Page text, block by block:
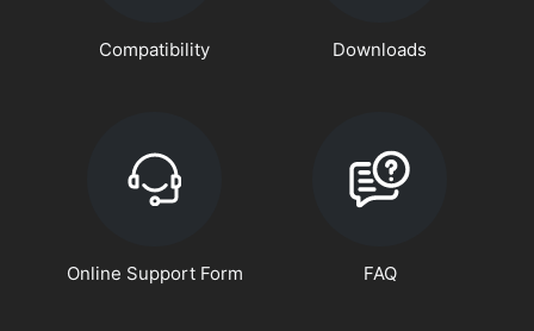
Compatibility Downloads
Online Support Form FAQ